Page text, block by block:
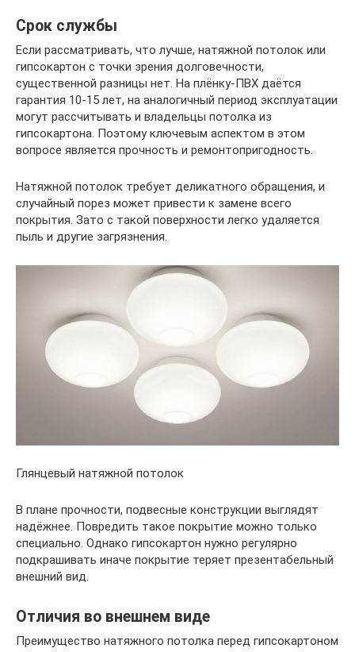
Срок службы
Если рассматривать, что лучше, натяжной потолок или
гипсокартон с точки зрения долговечности,
существенной разницы нет. На плёнку-ПВХ даётся
гарантия 10-15 лет, на аналогичный период эксплуатации
могут рассчитывать и владельцы потолка из
гипсокартона. Поэтому ключевым аспектом в этом
вопросе является прочность и ремонтопригодность.
Натяжной потолок требует деликатного обращения, и
случайный порез может привести к замене всего
покрытия. Зато с такой поверхности легко удаляется
пыль и другие загрязнения.
Глянцевый натяжной потолок
В плане прочности, подвесные конструкции выглядят
надёжнее. Повредить такое покрытие можно только
специально. Однако гипсокартон нужно регулярно
подкрашивать иначе покрытие теряет презентабельный
внешний вид.
Отличия во внешнем виде
Преимущество натяжного потолка перед гипсокартоном